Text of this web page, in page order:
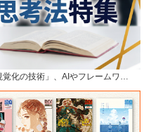
覚化の技術」、AIやフレームワ…